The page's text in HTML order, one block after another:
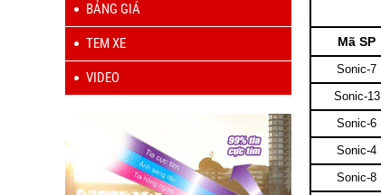
BẢNG GIÁ
TEM XE
VIDEO
Mã SP
Sonic-7
Sonic-13
Sonic-6
Sonic-4
Sonic-8